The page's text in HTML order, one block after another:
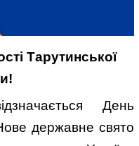
Тарутинської
День
державне свято